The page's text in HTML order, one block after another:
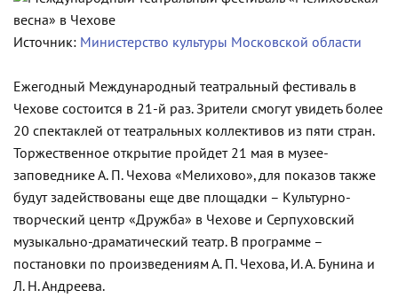
Источник: Министерство культуры Московской области
Ежегодный Международный театральный фестиваль в
Чехове состоится в 21-й раз. Зрители смогут увидеть более
20 спектаклей от театральных коллективов из пяти стран.
Торжественное открытие пройдет 21 мая в музее-
заповеднике А. П. Чехова «Мелихово», для показов также
будут задействованы еще две площадки – Культурно-
творческий центр «Дружба» в Чехове и Серпуховский
музыкально-драматический театр. В программе –
постановки по произведениям А. П. Чехова, И. А. Бунина и
Л. Н. Андреева.